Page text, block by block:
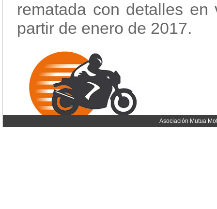
rematada con detalles
partir de enero de 2017.
Asociación Mutua